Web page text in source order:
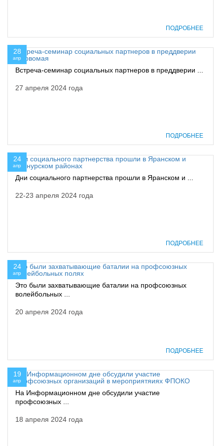
ПОДРОБНЕЕ
28
апр
Встреча-семинар социальных партнеров в преддверии ...
27 апреля 2024 года
ПОДРОБНЕЕ
24
апр
Дни социального партнерства прошли в Яранском и ...
22-23 апреля 2024 года
ПОДРОБНЕЕ
24
апр
Это были захватывающие баталии на профсоюзных
волейбольных ...
20 апреля 2024 года
ПОДРОБНЕЕ
19
апр
На Информационном дне обсудили участие
профсоюзных ...
18 апреля 2024 года